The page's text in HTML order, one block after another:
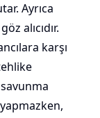
Ayrıca
alıcıdır.
karşı